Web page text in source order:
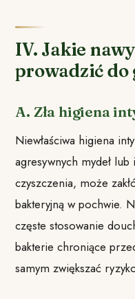
IV. Jakie
prowadzić do
A. Zła higiena
Niewłaściwa higiena
agresywnych mydeł
czyszczenia, może
bakteryjną w pochwie.
częste stosowanie
bakterie chroniące
samym zwiększać